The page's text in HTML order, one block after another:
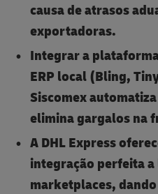
causa de atrasos
exportadoras.
Integrar a
ERP local (Bling,
Siscomex
elimina gargalos na
A DHL Express
integração perfeita
marketplaces,